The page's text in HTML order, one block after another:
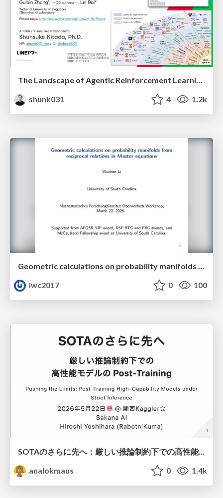
The Landscape of Agentic Reinforcement Learning for LLMs: A Survey
shunk031
4 1.2k
lwc2017
0 100
SOTAのさらに先へ：厳しい推論制約下での高性能モデルのPost-Training
analokmaus
0 1.4k